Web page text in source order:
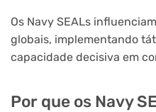
Os Navy SEALs
globais, implementando
capacidade decisiva em
Por que os Navy